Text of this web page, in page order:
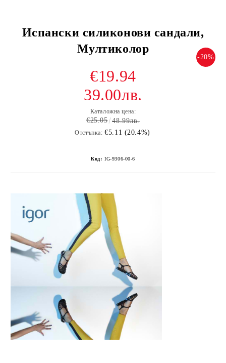
Испански силиконови сандали,
Мултиколор
-20%
€19.94
39.00лв.
Каталожна цена:
€25.05 48.99лв.
Отстъпка: €5.11 (20.4%)
Код: IG-9306-00-6